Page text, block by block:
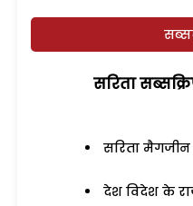
सरिता
सरिता
देश विदेश के